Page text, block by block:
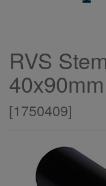
RVS
40x90mm
[1750409]